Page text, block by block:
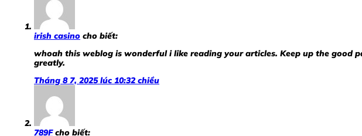
irish casino cho biết:
whoah this weblog is wonderful i like reading your articles. Keep up the good
greatly.
Tháng 8 7, 2025 lúc 10:32 chiều
789F cho biết: